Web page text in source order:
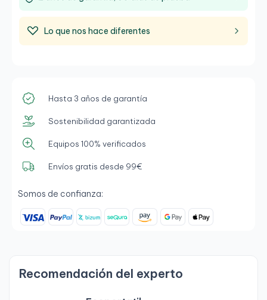
Lo que nos hace diferentes
Hasta 3 años de garantía
Sostenibilidad garantizada
Equipos 100% verificados
Envíos gratis desde 99€
Somos de confianza:
Recomendación del experto